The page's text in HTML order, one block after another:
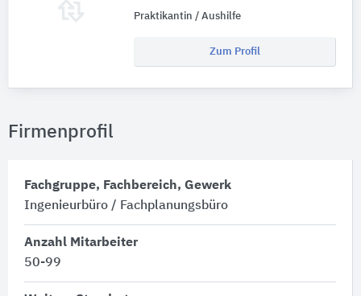
Praktikantin / Aushilfe
Zum Profil
Firmenprofil
Fachgruppe, Fachbereich, Gewerk
Ingenieurbüro / Fachplanungsbüro
Anzahl Mitarbeiter
50-99